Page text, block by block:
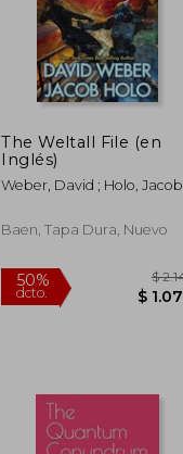
40%
The Weltall File (en
Inglés)
Weber, David ; Holo, Jacob
Baen, Tapa Dura, Nuevo